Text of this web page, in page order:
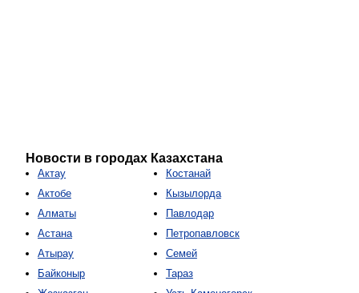
Новости в городах Казахстана
Актау
Актобе
Алматы
Астана
Атырау
Байконыр
Костанай
Кызылорда
Павлодар
Петропавловск
Семей
Тараз